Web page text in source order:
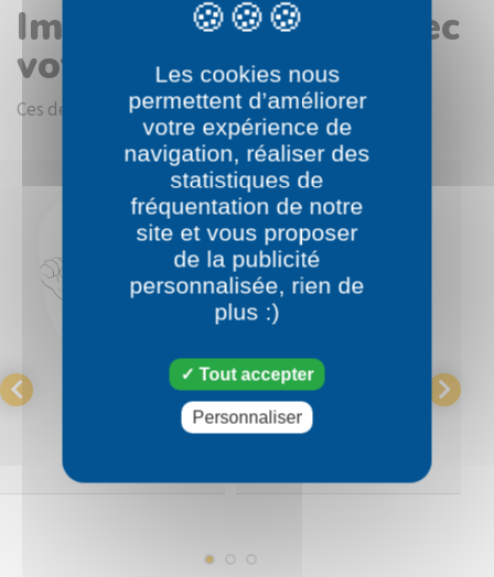
Images en rapport avec
votre choix
Ces dessins devraient vous intéresser.
Pokémon
Grolem
Les cookies nous
permettent d’améliorer
votre expérience de
navigation, réaliser des
statistiques de
fréquentation de notre
site et vous proposer
de la publicité
personnalisée, rien de
plus :)
Tout accepter
Personnaliser